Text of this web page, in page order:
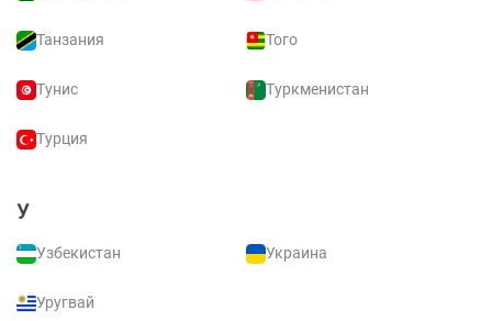
Танзания Того
Тунис Туркменистан
Турция
У
Узбекистан Украина
Уругвай